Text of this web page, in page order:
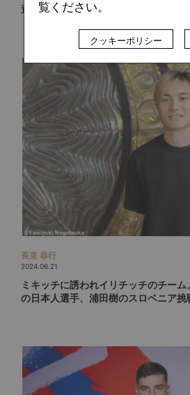
退。EURO2024後も続くクロアチア代
長束 恭行
2024.06.21
ミキッチに誘われイリチッチのチー
の日本人選手、浦田樹のスロベニア挑
覧ください。
クッキーポリシー